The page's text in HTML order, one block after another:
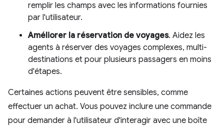
remplir les champs avec les informations fournies
par l'utilisateur.
Améliorer la réservation de voyages. Aidez les
agents à réserver des voyages complexes, multi-
destinations et pour plusieurs passagers en moins
d'étapes.
Certaines actions peuvent être sensibles, comme
effectuer un achat. Vous pouvez inclure une commande
pour demander à l'utilisateur d'interagir avec une boîte